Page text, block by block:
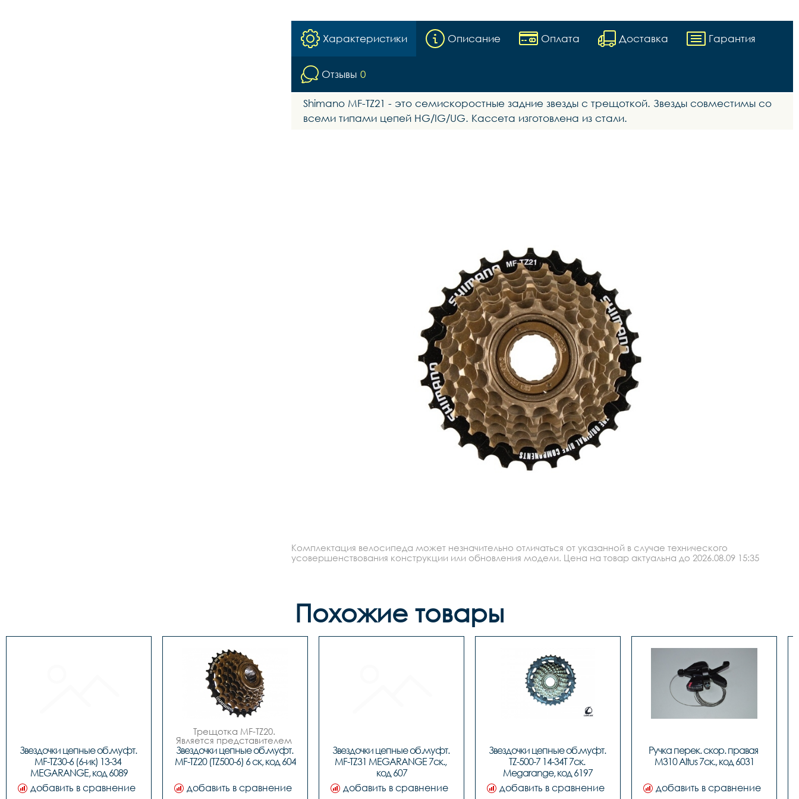
Характеристики Описание Оплата Доставка Гарантия
Отзывы 0
Shimano MF-TZ21 - это семискоростные задние звезды с трещоткой. Звезды совместимы со
всеми типами цепей HG/IG/UG. Кассета изготовлена из стали.
Комплектация велосипеда может незначительно отличаться от указанной в случае технического
усовершенствования конструкции или обновления модели. Цена на товар актуальна до 2026.08.09 15:35
Похожие товары
Звездочки цепные об.муфт.
MF-TZ30-6 (6-ик) 13-34
MEGARANGE, код 6089
добавить в сравнение
Трещотка MF-TZ20.
Является представителем
комплектующих от
японской компании
Shimano. Трещотка
6-ти ведомых звезд,
которые посредством
Звездочки цепные об.муфт.
MF-TZ20 (TZ500-6) 6 ск, код 604
добавить в сравнение
Звездочки цепные об.муфт.
MF-TZ31 MEGARANGE 7ск.,
код 607
добавить в сравнение
Звездочки цепные об.муфт.
TZ-500-7 14-34T 7ск.
Megarange, код 6197
добавить в сравнение
Ручка перек. скор. правая
M310 Altus 7ск., код 6031
добавить в сравнение